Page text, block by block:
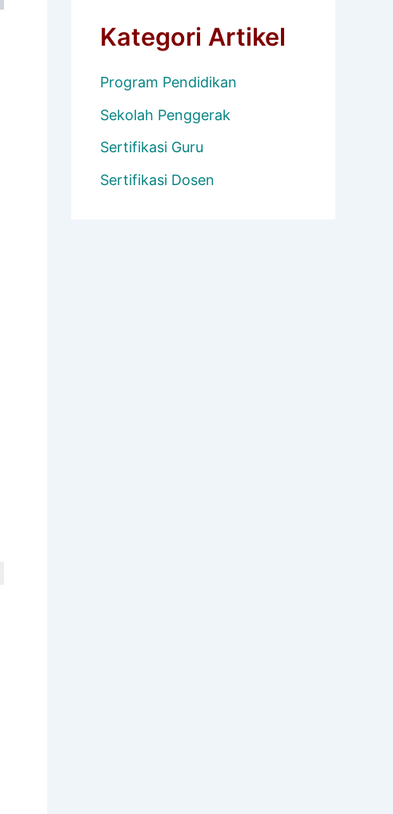
Kategori Artikel
Program Pendidikan
Sekolah Penggerak
Sertifikasi Guru
Sertifikasi Dosen